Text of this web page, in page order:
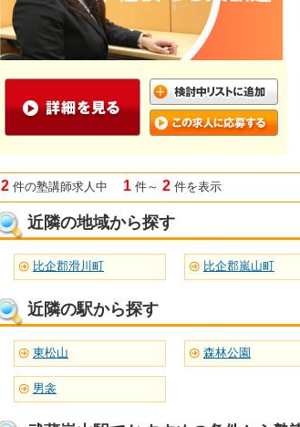
2 件の塾講師求人中 1 件～ 2 件を表示
近隣の地域から探す
比企郡滑川町 比企郡嵐山町
近隣の駅から探す
東松山 森林公園
男衾